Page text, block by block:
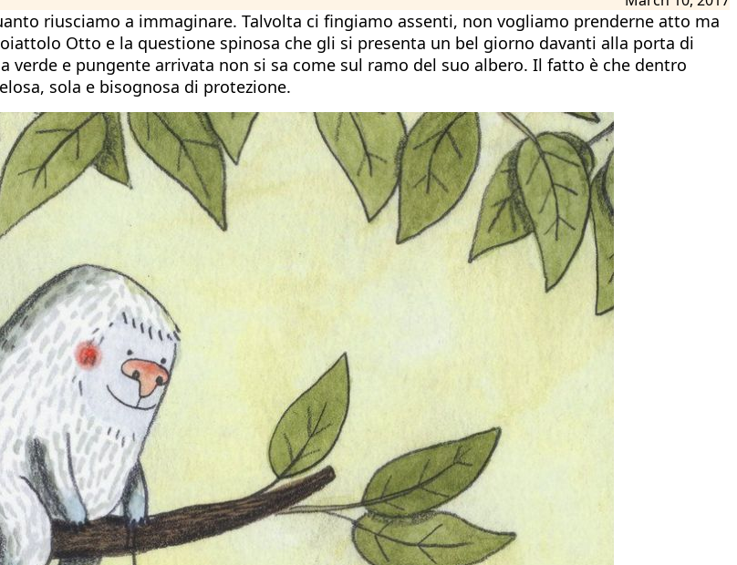
riusciamo a immaginare. Talvolta ci fingiamo assenti, non vogliamo prenderne atto ma
Otto e la questione spinosa che gli si presenta un bel giorno davanti alla porta di
verde e pungente arrivata non si sa come sul ramo del suo albero. Il fatto è che dentro
sola e bisognosa di protezione.